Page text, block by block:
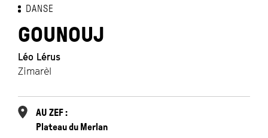
DANSE
GOUNOUJ
Léo Lérus
Zimarèl
AU ZEF :
Plateau du Merlan